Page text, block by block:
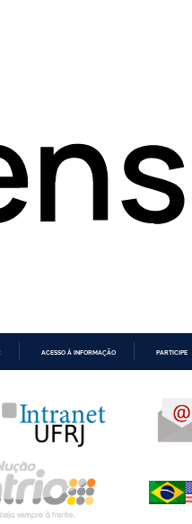
ACESSO À INFORMAÇÃO PARTICIPE